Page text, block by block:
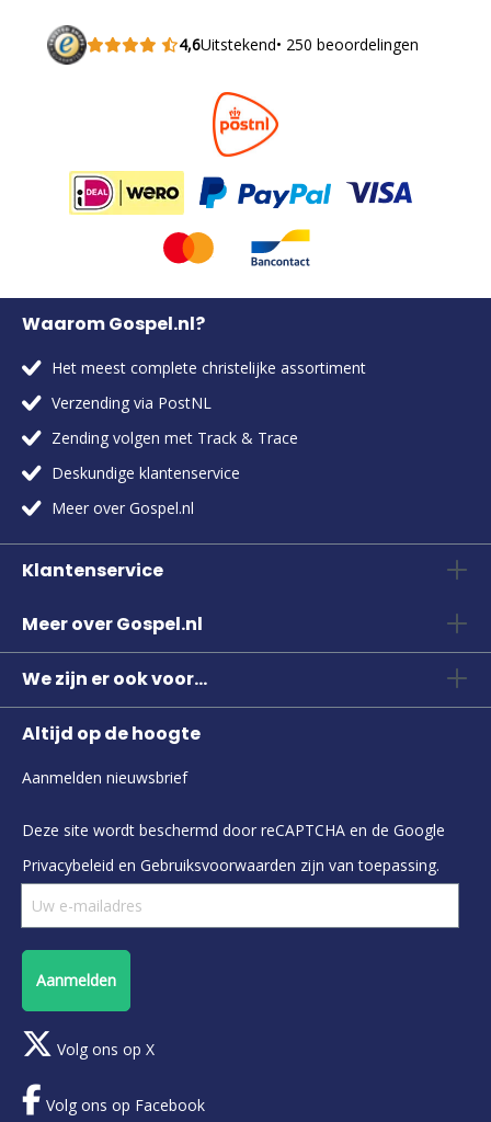
4,6Uitstekend• 250 beoordelingen
Waarom Gospel.nl?
Het meest complete christelijke assortiment
Verzending via PostNL
Zending volgen met Track & Trace
Deskundige klantenservice
Meer over Gospel.nl
Klantenservice
Meer over Gospel.nl
We zijn er ook voor...
Altijd op de hoogte
Aanmelden nieuwsbrief
Deze site wordt beschermd door reCAPTCHA en de Google
Privacybeleid en Gebruiksvoorwaarden zijn van toepassing.
Aanmelden
Volg ons op X
Volg ons op Facebook